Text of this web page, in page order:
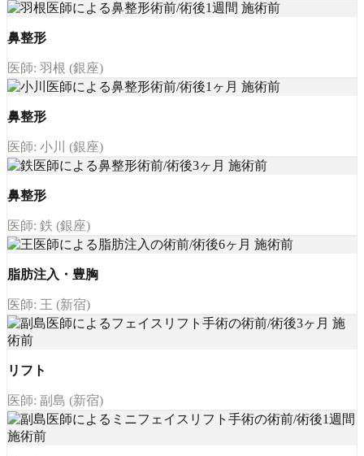
鼻整形
医師: 羽根 (銀座)
鼻整形
医師: 小川 (銀座)
鼻整形
医師: 鉄 (銀座)
脂肪注入・豊胸
医師: 王 (新宿)
リフト
医師: 副島 (新宿)